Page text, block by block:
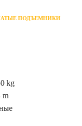
ПОДЪЕМНИКИ
kg
m